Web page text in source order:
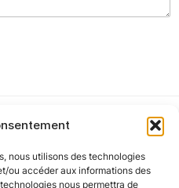
nous utilisons des technologies
ou accéder aux informations des
nous permettra de